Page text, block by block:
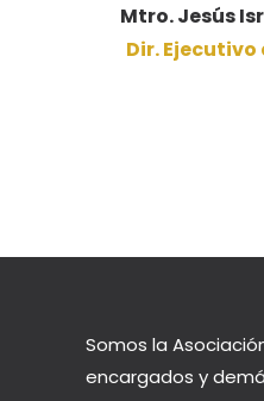
Mtro. Jesús
Dir. Ejecutivo
Somos la
encargados y